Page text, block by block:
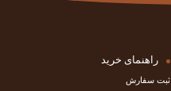
راهنمای خرید
ثبت سفارش